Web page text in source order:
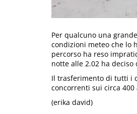
Per qualcuno una
condizioni meteo che lo
percorso ha reso
notte alle 2.02 ha
Il trasferimento di tutti i
concorrenti sui circa 400
(erika david)